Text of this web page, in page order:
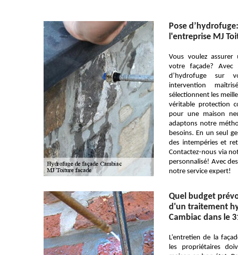
Pose
l'entreprise MJ
Vous voulez
votre façade?
d’hydrofuge sur
intervention
sélectionnent les
véritable protection
pour une maison
adaptons notre
besoins. En un seul
des intempéries et
Contactez-nous via
personnalisé! Avec
notre service expert!
Quel budget
d'un traitement
Cambiac dans le
L’entretien de la
les propriétaires